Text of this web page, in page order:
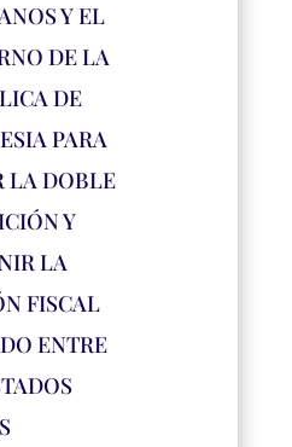
Y EL
DE LA
DE
PARA
LA DOBLE
Y
LA
FISCAL
ENTRE